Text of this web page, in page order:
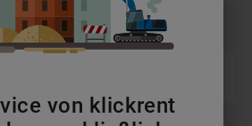
von klickrent